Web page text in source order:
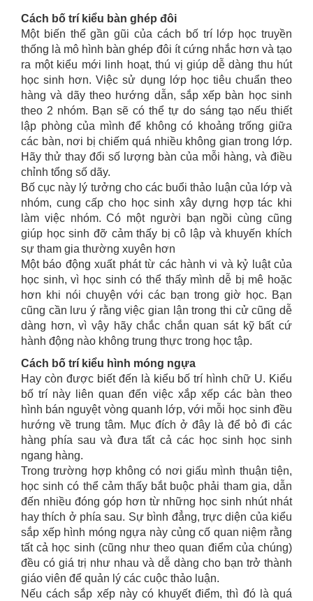
Cách bố trí kiểu bàn ghép đôi
Một biến thể gần gũi của cách bố trí lớp học truyền
thống là mô hình bàn ghép đôi ít cứng nhắc hơn và tạo
ra một kiểu mới linh hoạt, thú vị giúp dễ dàng thu hút
học sinh hơn. Việc sử dụng lớp học tiêu chuẩn theo
hàng và dãy theo hướng dẫn, sắp xếp bàn học sinh
theo 2 nhóm. Bạn sẽ có thể tự do sáng tạo nếu thiết
lập phòng của mình để không có khoảng trống giữa
các bàn, nơi bị chiếm quá nhiều không gian trong lớp.
Hãy thử thay đổi số lượng bàn của mỗi hàng, và điều
chỉnh tổng số dãy.
Bố cục này lý tưởng cho các buổi thảo luận của lớp và
nhóm, cung cấp cho học sinh xây dựng hợp tác khi
làm việc nhóm. Có một người bạn ngồi cùng cũng
giúp học sinh đỡ cảm thấy bị cô lập và khuyến khích
sự tham gia thường xuyên hơn
Một báo động xuất phát từ các hành vi và kỷ luật của
học sinh, vì học sinh có thể thấy mình dễ bị mê hoặc
hơn khi nói chuyện với các bạn trong giờ học. Bạn
cũng cần lưu ý rằng việc gian lận trong thi cử cũng dễ
dàng hơn, vì vậy hãy chắc chắn quan sát kỹ bất cứ
hành động nào không trung thực trong học tập.
Cách bố trí kiểu hình móng ngựa
Hay còn được biết đến là kiểu bố trí hình chữ U. Kiểu
bố trí này liên quan đến việc xắp xếp các bàn theo
hình bán nguyệt vòng quanh lớp, với mỗi học sinh đều
hướng về trung tâm. Mục đích ở đây là để bỏ đi các
hàng phía sau và đưa tất cả các học sinh học sinh
ngang hàng.
Trong trường hợp không có nơi giấu mình thuận tiện,
học sinh có thể cảm thấy bắt buộc phải tham gia, dẫn
đến nhiều đóng góp hơn từ những học sinh nhút nhát
hay thích ở phía sau. Sự bình đẳng, trực diện của kiểu
sắp xếp hình móng ngựa này củng cố quan niệm rằng
tất cả học sinh (cũng như theo quan điểm của chúng)
đều có giá trị như nhau và dễ dàng cho bạn trở thành
giáo viên để quản lý các cuộc thảo luận.
Nếu cách sắp xếp này có khuyết điểm, thì đó là quá